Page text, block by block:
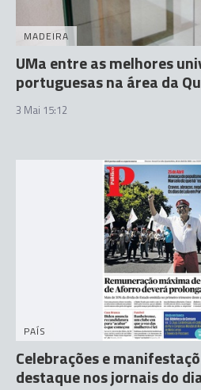
MADEIRA
UMa entre as melhores
portuguesas na área da
3 Mai 15:12
PAÍS
Celebrações e
destaque nos jornais do